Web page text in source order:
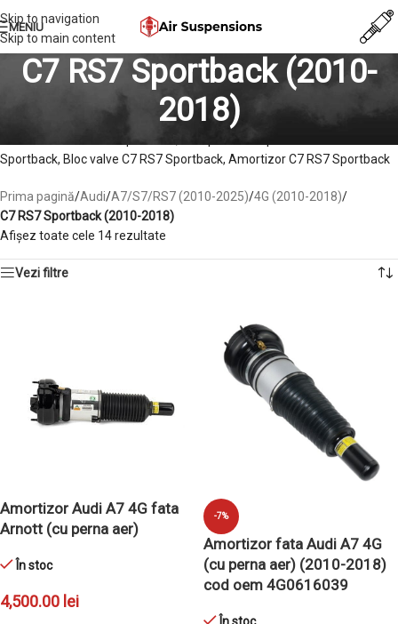
Skip to navigation
Skip to main content
MENIU
C7 RS7 Sportback (2010-
2018)
Perna de aer C7 RS7 Sportback, Compresor suspensie C7 RS7
Sportback, Bloc valve C7 RS7 Sportback, Amortizor C7 RS7 Sportback
Prima pagină/Audi/A7/S7/RS7 (2010-2025)/4G (2010-2018)/
C7 RS7 Sportback (2010-2018)
Afișez toate cele 14 rezultate
Vezi filtre
Amortizor Audi A7 4G fata
Arnott (cu perna aer)
În stoc
4,500.00 lei
-7%
Amortizor fata Audi A7 4G
(cu perna aer) (2010-2018)
cod oem 4G0616039